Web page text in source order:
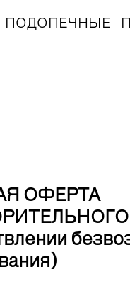
ПОДОПЕЧНЫЕ
ОФЕРТА